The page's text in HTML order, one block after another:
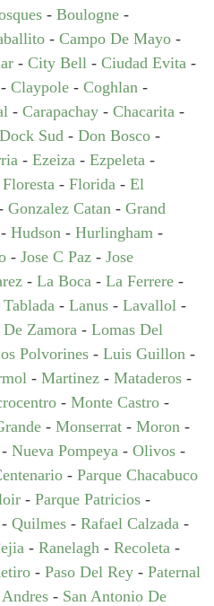
- Boulogne -
- Campo De Mayo -
- City Bell - Ciudad Evita -
- Claypole - Coghlan -
- Carapachay - Chacarita -
Dock Sud - Don Bosco -
- Ezeiza - Ezpeleta -
Floresta - Florida - El
Gonzalez Catan - Grand
- Hudson - Hurlingham -
- Jose C Paz - Jose
- La Boca - La Ferrere -
- Lanus - Lavallol -
Zamora - Lomas Del
Polvorines - Luis Guillon -
- Martinez - Mataderos -
- Monte Castro -
- Monserrat - Moron -
- Nueva Pompeya - Olivos -
- Parque Chacabuco
- Parque Patricios -
- Quilmes - Rafael Calzada -
- Ranelagh - Recoleta -
- Paso Del Rey - Paternal
Andres - San Antonio De